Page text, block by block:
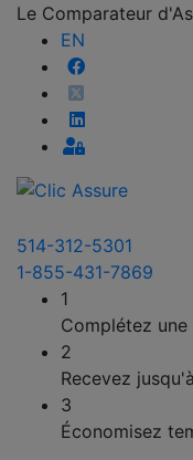
Le Comparateur
EN
514-312-5301
1-855-431-7869
1
Complétez une
2
Recevez
3
Économisez